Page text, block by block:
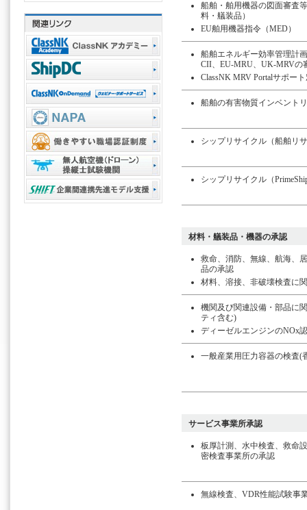
船舶・舶用機器の図面審査
料・艤装品）
EU舶用機器指令（MED）
船舶エネルギー効率管理計
CII、EU-MRU、UK-MRVの
ClassNK MRV Portalサポー
船舶の有害物質インベント
シップリサイクル（船舶リ
シップリサイクル（
材料・艤装品・機器の承認
救命、消防、無線、航海、
品の承認
材料、溶接、非破壊検査に
機関及び関連設備・部品に
ティ含む)
ディーゼルエンジンのNOx
一般産業用圧力容器の検査(
サービス事業所承認
板厚計測、水中検査、救命
密検査事業所の承認
無線検査、VDR性能試験事